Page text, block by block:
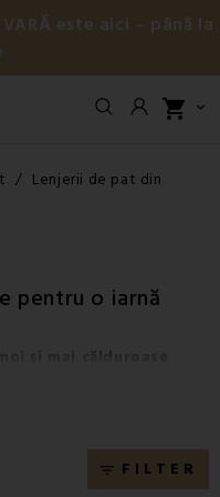
VARĂ este aici – până la
shopping_cart 
Lenjerii de pat din
pentru o iarnă
și mai călduroase
Microplusul este o
se remarcă prin
filter_list FILTER